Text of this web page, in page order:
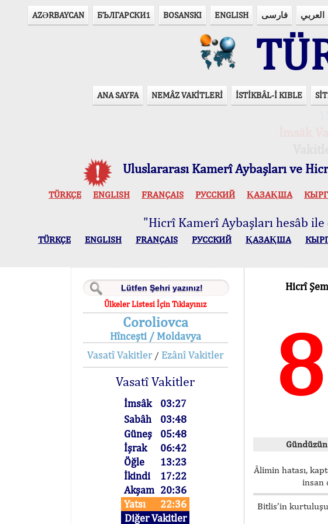
AZӘRBAYCAN БЪЛГАРСКИ1 BOSANSKI ENGLISH فارسی العربي
ANA SAYFA NEMÂZ VAKİTLERİ İSTİKBÂL-İ KIBLE
Uluslararası Kamerî Aybaşları ve
TÜRKÇE ENGLISH FRANÇAIS РУССКИЙ ҚАЗАҚША
"Hicrî Kamerî Aybaşları hesâb
TÜRKÇE ENGLISH FRANÇAIS РУССКИЙ ҚАЗАҚША
Ülkeler Listesi İçin Tıklayınız
Coroliovca
Hînceşti / Moldavya
Vasatî Vakitler/ Ezânî Vakitler
Vasatî Vakitler
İmsâk
03:27
Sabâh
03:48
Güneş
05:48
İşrak
06:42
Öğle
13:23
İkindi
17:22
Akşam 20:36
Yatsı
22:36
Diğer Vakitler
Hicrî
8
Âlimin hatası,
insan
Bitlis’in